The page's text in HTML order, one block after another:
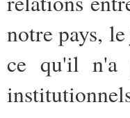
notre pays,
ce qu'il n'a